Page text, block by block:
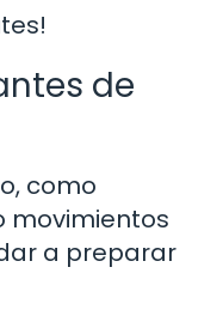
de
como
movimientos
a preparar